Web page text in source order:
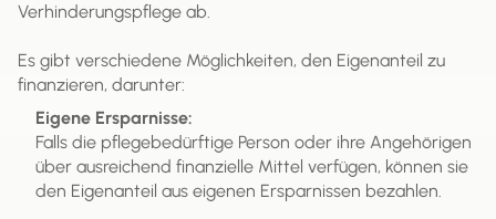
Verhinderungspflege ab.
Es gibt verschiedene Möglichkeiten, den Eigenanteil zu
finanzieren, darunter:
Eigene Ersparnisse:
Falls die pflegebedürftige Person oder ihre Angehörigen
über ausreichend finanzielle Mittel verfügen, können sie
den Eigenanteil aus eigenen Ersparnissen bezahlen.